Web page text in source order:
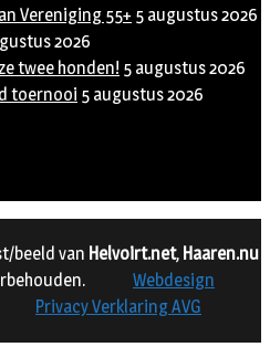
Vereniging 55+ 5 augustus 2026
2026
twee honden! 5 augustus 2026
toernooi 5 augustus 2026
beeld van Helvoirt.net, Haaren.nu
Webdesign
Privacy Verklaring AVG